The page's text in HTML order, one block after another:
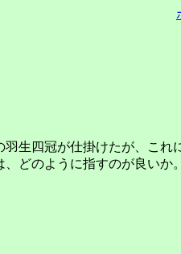
生四冠が仕掛けたが、これ
どのように指すのが良いか。